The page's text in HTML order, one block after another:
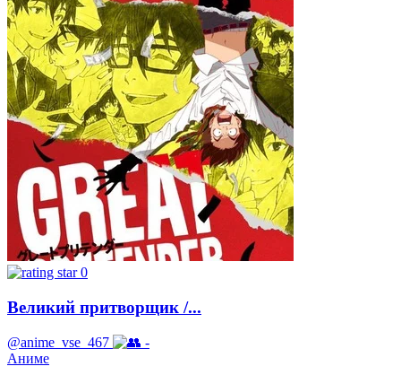
0
Великий притворщик /...
@anime_vse_467
-
Аниме